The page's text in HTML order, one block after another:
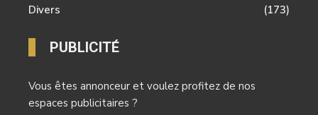
Divers
(173)
PUBLICITÉ
Vous êtes annonceur et voulez profitez de nos
espaces publicitaires ?